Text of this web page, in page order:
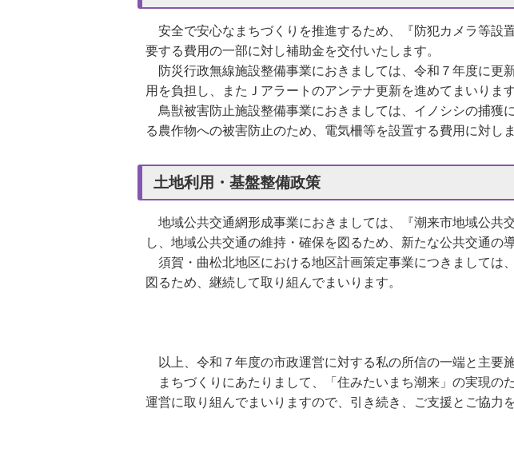
安全で安心なまちづくりを推進するため、『防犯カメラ等設
要する費用の一部に対し補助金を交付いたします。
防災行政無線施設整備事業におきましては、令和７年度に更
用を負担し、またＪアラートのアンテナ更新を進めてまいります
鳥獣被害防止施設整備事業におきましては、イノシシの捕獲
る農作物への被害防止のため、電気柵等を設置する費用に対し
土地利用・基盤整備政策
地域公共交通網形成事業におきましては、『潮来市地域公
し、地域公共交通の維持・確保を図るため、新たな公共交通の
須賀・曲松北地区における地区計画策定事業につきましては
図るため、継続して取り組んでまいります。
以上、令和７年度の市政運営に対する私の所信の一端と主要
まちづくりにあたりまして、「住みたいまち潮来」の実現の
運営に取り組んでまいりますので、引き続き、ご支援とご協力